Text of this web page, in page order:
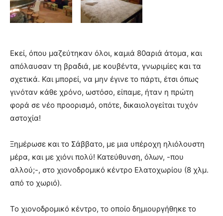
Εκεί, όπου μαζεύτηκαν όλοι, καμιά 80αριά άτομα, και
απόλαυσαν τη βραδιά, με κουβέντα, γνωριμίες και τα
σχετικά. Και μπορεί, να μην έγινε το πάρτι, έτσι όπως
γινόταν κάθε χρόνο, ωστόσο, είπαμε, ήταν η πρώτη
φορά σε νέο προορισμό, οπότε, δικαιολογείται τυχόν
αστοχία!
Ξημέρωσε και το Σάββατο, με μια υπέροχη ηλιόλουστη
μέρα, και με χιόνι πολύ! Κατεύθυνση, όλων, -που
αλλού;-, στο χιονοδρομικό κέντρο Ελατοχωρίου (8 χλμ.
από το χωριό).
Το χιονοδρομικό κέντρο, το οποίο δημιουργήθηκε το